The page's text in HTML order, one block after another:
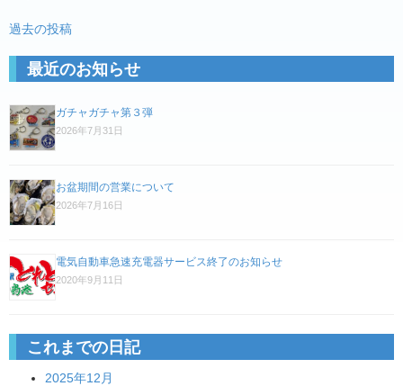
投
稿
ナ
ビ
ゲ
ー
ョ
ン
過去の投稿
最近のお知らせ
ガチャガチャ第３弾
2026年7月31日
お盆期間の営業について
2026年7月16日
電気自動車急速充電器サービス終了のお知らせ
2020年9月11日
これまでの日記
2025年12月